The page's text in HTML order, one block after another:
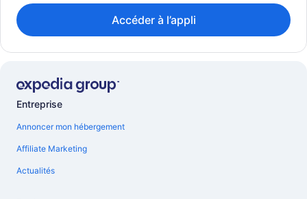
Accéder à l’appli
Entreprise
Annoncer mon hébergement
Affiliate Marketing
Actualités